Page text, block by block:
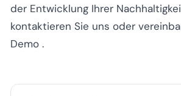
der Entwicklung Ihrer
kontaktieren Sie uns oder
Demo .